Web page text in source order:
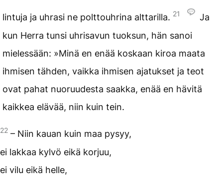
lintuja ja uhrasi ne polttouhrina alttarilla. 21
Ja
kun Herra tunsi uhrisavun tuoksun, hän sanoi
mielessään: »Minä en enää koskaan kiroa maata
ihmisen tähden, vaikka ihmisen ajatukset ja teot
ovat pahat nuoruudesta saakka, enää en hävitä
kaikkea elävää, niin kuin tein.
22 – Niin kauan kuin maa pysyy,
ei lakkaa kylvö eikä korjuu,
ei vilu eikä helle,